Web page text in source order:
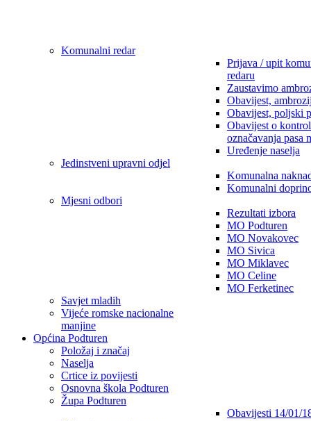
Komunalni redar
Prijava / upit
redaru
Zaustavimo
Obavijest,
Obavijest, poljski
Obavijest o
označavanja pasa
Uređenje naselja
Jedinstveni upravni odjel
Komunalna
Komunalni
Mjesni odbori
Rezultati izbora
MO Podturen
MO Novakovec
MO Sivica
MO Miklavec
MO Celine
MO Ferketinec
Savjet mladih
Vijeće romske nacionalne
manjine
Općina Podturen
Položaj i značaj
Naselja
Crtice iz povijesti
Osnovna škola Podturen
Župa Podturen
Obavijesti 14/01/